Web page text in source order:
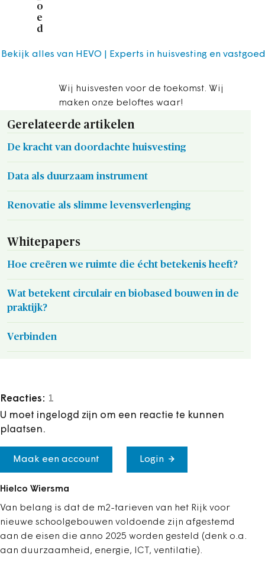
o
e
d
Wij huisvesten voor de toekomst. Wij
maken onze beloftes waar!
Bekijk alles van HEVO | Experts in huisvesting en vastgoed
Gerelateerde artikelen
De kracht van doordachte huisvesting
Data als duurzaam instrument
Renovatie als slimme levensverlenging
Whitepapers
Hoe creëren we ruimte die écht betekenis heeft?
Wat betekent circulair en biobased bouwen in de
praktijk?
Verbinden
Reacties: 1
U moet ingelogd zijn om een reactie te kunnen
plaatsen.
Maak een account Login
Hielco Wiersma
Van belang is dat de m2-tarieven van het Rijk voor
nieuwe schoolgebouwen voldoende zijn afgestemd
aan de eisen die anno 2025 worden gesteld (denk o.a.
aan duurzaamheid, energie, ICT, ventilatie).